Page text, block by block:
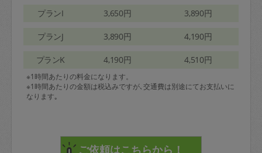
プランI 3,650円 3,890円
プランJ 3,890円 4,190円
プランK 4,190円 4,510円
※1時間あたりの料金になります。
※1時間あたりの金額は税込みですが､交通費は別途にてお支払いに
なります｡